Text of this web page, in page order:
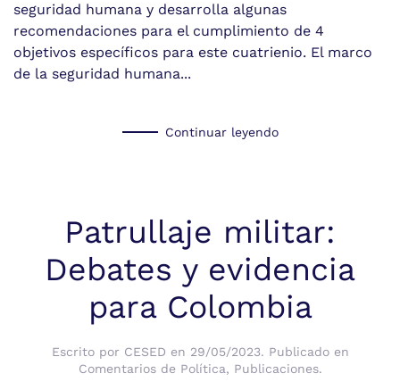
seguridad humana y desarrolla algunas
recomendaciones para el cumplimiento de 4
objetivos específicos para este cuatrienio. El marco
de la seguridad humana...
Continuar leyendo
Patrullaje militar:
Debates y evidencia
para Colombia
Escrito por CESED en 29/05/2023. Publicado en
Comentarios de Política, Publicaciones.